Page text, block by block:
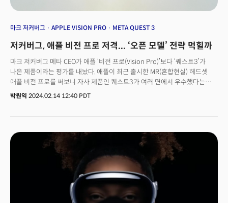
마크 저커버그 APPLE VISION PRO META QUEST 3
저커버그, 애플 비전 프로 저격... ‘오픈 모델’ 전략 먹힐까
마크 저커버그 메타 CEO가 애플 ‘비전 프로(Vision Pro)’보다 ‘퀘스트3’가
나은 제품이라는 평가를 내놨다. 애플이 최근 출시한 MR(혼합현실) 헤드셋
애플 비전 프로를 써보니 자사 제품인 퀘스트3가 여러 면에서 우수했다는
것이다. 2023년 10월 10일 출시된 메타 퀘스트3의 가격은 499달러(약
박원익 2024.02.14 12:40 PDT